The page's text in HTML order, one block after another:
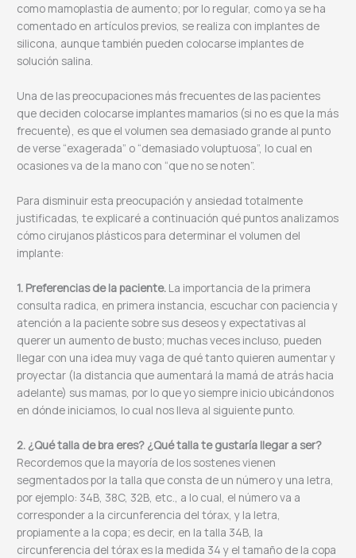
como mamoplastia de aumento; por lo regular, como ya se ha
comentado en artículos previos, se realiza con implantes de
silicona, aunque también pueden colocarse implantes de
solución salina.
Una de las preocupaciones más frecuentes de las pacientes
que deciden colocarse implantes mamarios (si no es que la más
frecuente), es que el volumen sea demasiado grande al punto
de verse “exagerada” o “demasiado voluptuosa”, lo cual en
ocasiones va de la mano con “que no se noten”.
Para disminuir esta preocupación y ansiedad totalmente
justificadas, te explicaré a continuación qué puntos analizamos
cómo cirujanos plásticos para determinar el volumen del
implante:
1. Preferencias de la paciente. La importancia de la primera
consulta radica, en primera instancia, escuchar con paciencia y
atención a la paciente sobre sus deseos y expectativas al
querer un aumento de busto; muchas veces incluso, pueden
llegar con una idea muy vaga de qué tanto quieren aumentar y
proyectar (la distancia que aumentará la mamá de atrás hacia
adelante) sus mamas, por lo que yo siempre inicio ubicándonos
en dónde iniciamos, lo cual nos lleva al siguiente punto.
2. ⁠¿Qué talla de bra eres? ¿Qué talla te gustaría llegar a ser?
Recordemos que la mayoría de los sostenes vienen
segmentados por la talla que consta de un número y una letra,
por ejemplo: 34B, 38C, 32B, etc., a lo cual, el número va a
corresponder a la circunferencia del tórax, y la letra,
propiamente a la copa; es decir, en la talla 34B, la
circunferencia del tórax es la medida 34 y el tamaño de la copa